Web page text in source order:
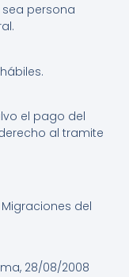
sea persona
el pago del
al tramite
del
28/08/2008